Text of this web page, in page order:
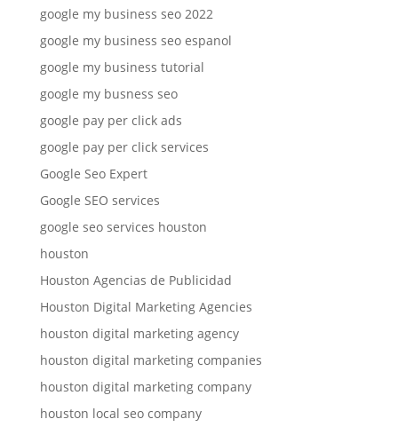
google my business seo 2022
google my business seo espanol
google my business tutorial
google my busness seo
google pay per click ads
google pay per click services
Google Seo Expert
Google SEO services
google seo services houston
houston
Houston Agencias de Publicidad
Houston Digital Marketing Agencies
houston digital marketing agency
houston digital marketing companies
houston digital marketing company
houston local seo company